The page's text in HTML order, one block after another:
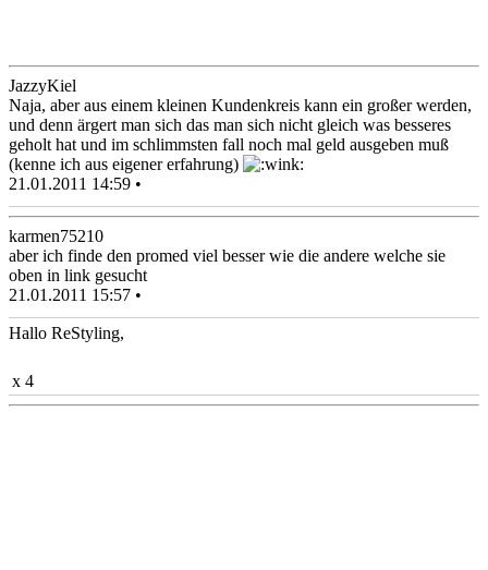
JazzyKiel
Naja, aber aus einem kleinen Kundenkreis kann ein großer werden,
und denn ärgert man sich das man sich nicht gleich was besseres
geholt hat und im schlimmsten fall noch mal geld ausgeben muß
(kenne ich aus eigener erfahrung)
21.01.2011 14:59 •
karmen75210
aber ich finde den promed viel besser wie die andere welche sie
oben in link gesucht
21.01.2011 15:57 •
Hallo ReStyling,
x 4